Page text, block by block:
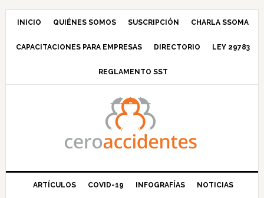
Saltar
navegación
Saltar
principal
Saltar
barra
principal
Saltar
INICIO QUIÉNES SOMOS SUSCRIPCIÓN CHARLA SSOMA
CAPACITACIONES PARA EMPRESAS DIRECTORIO LEY 29783
REGLAMENTO SST
ARTÍCULOS COVID-19 INFOGRAFÍAS NOTICIAS